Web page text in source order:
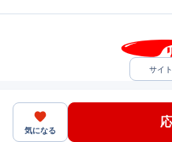
気になる
サイ
中途採用をご検討の企業様
ヘルプ
（C）